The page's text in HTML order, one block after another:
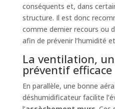
conséquents et, dans
structure. Il est donc
comme dernier recours ou
afin de prévenir l’humidité
La ventilation,
préventif efficace
En parallèle, une bonne
déshumidificateur facilite